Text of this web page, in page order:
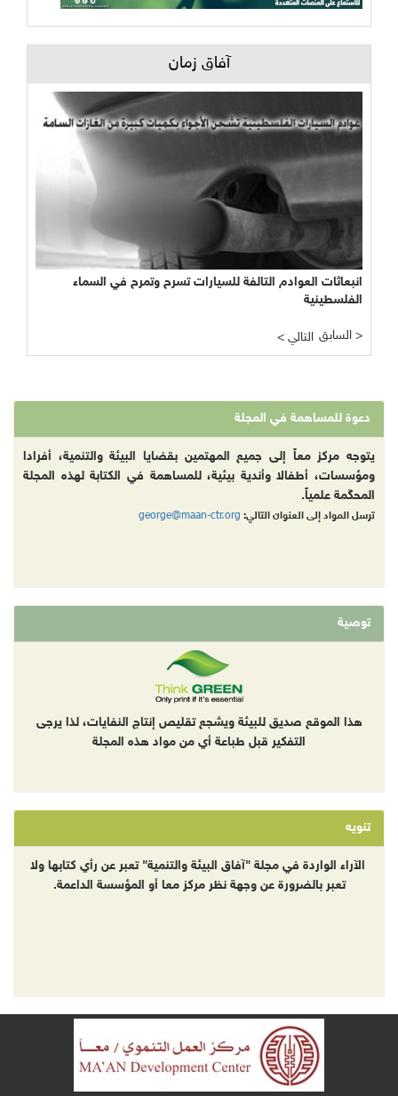
آفاق زمان
البناء في غزة بنكهة عنوانها التدوير وتحدي الحصار
انبعاثات العوادم التالفة للسيارات تسرح وتمرح في السماء
الفلسطينية
< التالي السابق >
دعوة للمساهمة في المجلة
يتوجه مركز معاً إلى جميع المهتمين بقضايا البيئة والتنمية، أفرادا
ومؤسسات، أطفالا وأندية بيئية، للمساهمة في الكتابة لهذه المجلة
المحكّمة علمياً.
ترسل المواد إلى العنوان التالي: george@maan-ctr.org
توصية
هذا الموقع صديق للبيئة ويشجع تقليص إنتاج النفايات، لذا يرجى
التفكير قبل طباعة أي من مواد هذه المجلة
تنويه
الآراء الواردة في مجلة "آفاق البيئة والتنمية" تعبر عن رأي كتابها ولا
تعبر بالضرورة عن وجهة نظر مركز معا أو المؤسسة الداعمة.